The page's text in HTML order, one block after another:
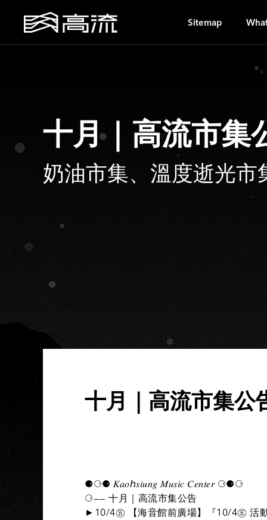
Sitemap
十月｜高流市集
奶油市集、溫度逝光
十月｜高流市集公
⚈⚆⚈ 𝐾𝑎𝑜ℎ𝑠𝑖𝑢𝑛𝑔 𝑀𝑢𝑠𝑖𝑐 𝐶𝑒𝑛𝑡𝑒𝑟 ⚆⚈⚆
⚆—— 十月｜高流市集公告
►10/4㊄ 【海音館前廣場】『10/4㊄ 活